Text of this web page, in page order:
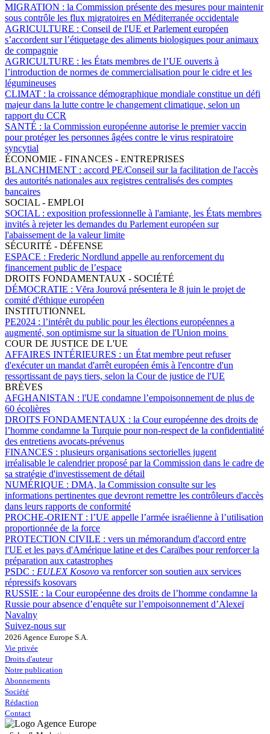
MIGRATION : la Commission présente des mesures pour maintenir
sous contrôle les flux migratoires en Méditerranée occidentale
AGRICULTURE : Conseil de l'UE et Parlement européen
s’accordent sur l’étiquetage des aliments biologiques pour animaux
de compagnie
AGRICULTURE : les États membres de l’UE ouverts à
l’introduction de normes de commercialisation pour le cidre et les
légumineuses
CLIMAT : la croissance démographique mondiale constitue un défi
majeur dans la lutte contre le changement climatique, selon un
rapport du CCR
SANTÉ : la Commission européenne autorise le premier vaccin
pour protéger les personnes âgées contre le virus respiratoire
syncytial
ÉCONOMIE - FINANCES - ENTREPRISES
BLANCHIMENT : accord PE/Conseil sur la facilitation de l'accès
des autorités nationales aux registres centralisés des comptes
bancaires
SOCIAL - EMPLOI
SOCIAL : exposition professionnelle à l'amiante, les États membres
invités à rejeter les demandes du Parlement européen sur
l'abaissement de la valeur limite
SÉCURITÉ - DÉFENSE
ESPACE : Frederic Nordlund appelle au renforcement du
financement public de l’espace
DROITS FONDAMENTAUX - SOCIÉTÉ
DÉMOCRATIE : Vĕra Jourová présentera le 8 juin le projet de
comité d'éthique européen
INSTITUTIONNEL
PE2024 : l’intérêt du public pour les élections européennes a
augmenté, son optimisme sur la situation de l'Union moins
COUR DE JUSTICE DE L'UE
AFFAIRES INTÉRIEURES : un État membre peut refuser
d'exécuter un mandat d'arrêt européen émis à l'encontre d'un
ressortissant de pays tiers, selon la Cour de justice de l'UE
BRÈVES
AFGHANISTAN : l'UE condamne l’empoisonnement de plus de
60 écolières
DROITS FONDAMENTAUX : la Cour européenne des droits de
l’homme condamne la Turquie pour non-respect de la confidentialité
des entretiens avocats-prévenus
FINANCES : plusieurs organisations sectorielles jugent
irréalisable le calendrier proposé par la Commission dans le cadre de
sa stratégie d'investissement de détail
NUMÉRIQUE : DMA, la Commission consulte sur les
informations pertinentes que devront remettre les contrôleurs d'accès
dans leurs rapports de conformité
PROCHE-ORIENT : l’UE appelle l’armée israélienne à l’utilisation
proportionnée de la force
PROTECTION CIVILE : vers un mémorandum d'accord entre
l'UE et les pays d'Amérique latine et des Caraïbes pour renforcer la
préparation aux catastrophes
PSDC : EULEX Kosovo va renforcer son soutien aux services
répressifs kosovars
RUSSIE : la Cour européenne des droits de l’homme condamne la
Russie pour absence d’enquête sur l’empoisonnement d’Alexeï
Navalny
Suivez-nous sur
2026 Agence Europe S.A.
Vie privée
Droits d'auteur
Notre publication
Abonnements
Société
Rédaction
Contact